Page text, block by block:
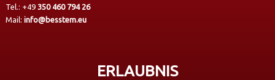
Tel.: +49 350 460 794 26
Mail: info@besstem.eu
ERLAUBNIS